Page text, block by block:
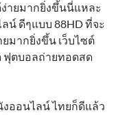
ายมากยิ่งขึ้นนี่แหละ
น์ ดีๆแบบ 88HD ที่จะ
มากยิ่งขึ้น เว็บไซต์
ฟุตบอลถ่ายทอดสด
ออนไลน์ ไทยก็ดีแล้ว